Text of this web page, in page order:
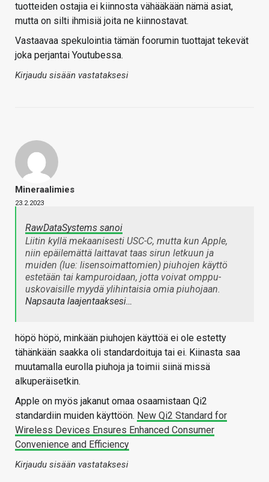
tuotteiden ostajia ei kiinnosta vähääkään nämä asiat,
mutta on silti ihmisiä joita ne kiinnostavat.
Vastaavaa spekulointia tämän foorumin tuottajat tekevät
joka perjantai Youtubessa.
Kirjaudu sisään vastataksesi
Mineraalimies
23.2.2023
RawDataSystems sanoi
Liitin kyllä mekaanisesti USC-C, mutta kun Apple,
niin epäilemättä laittavat taas sirun letkuun ja
muiden (lue: lisensoimattomien) piuhojen käyttö
estetään tai kampuroidaan, jotta voivat omppu-
uskovaisille myydä ylihintaisia omia piuhojaan.
Napsauta laajentaaksesi…
höpö höpö, minkään piuhojen käyttöä ei ole estetty
tähänkään saakka oli standardoituja tai ei. Kiinasta saa
muutamalla eurolla piuhoja ja toimii siinä missä
alkuperäisetkin.
Apple on myös jakanut omaa osaamistaan Qi2
standardiin muiden käyttöön. New Qi2 Standard for
Wireless Devices Ensures Enhanced Consumer
Convenience and Efficiency
Kirjaudu sisään vastataksesi